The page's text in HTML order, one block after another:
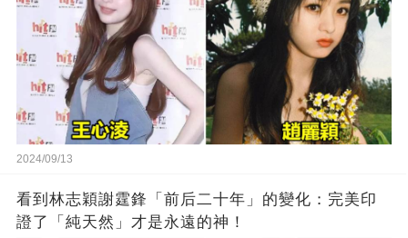
2024/09/13
看到林志穎謝霆鋒「前后二十年」的變化：完美印
證了「純天然」才是永遠的神！